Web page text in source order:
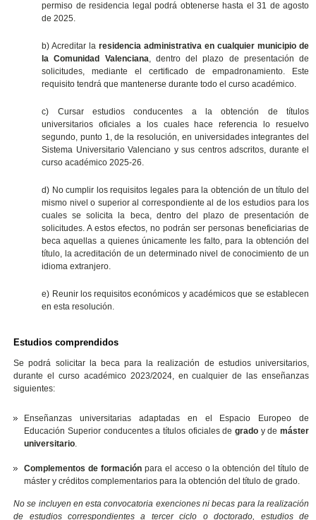
permiso de residencia legal podrá obtenerse hasta el 31 de agosto
de 2025.
b) Acreditar laresidencia administrativa en cualquier municipio de
la Comunidad Valenciana, dentro del plazo de presentación de
solicitudes, mediante el certificado de empadronamiento. Este
requisito tendrá que mantenerse durante todo el curso académico.
c) Cursar estudios conducentes a la obtención de títulos
universitarios oficiales a los cuales hace referencia lo resuelvo
segundo, punto 1, de la resolución, en universidades integrantes del
Sistema Universitario Valenciano y sus centros adscritos, durante el
curso académico 2025-26.
d) No cumplir los requisitos legales para la obtención de un título del
mismo nivel o superior al correspondiente al de los estudios para los
cuales se solicita la beca, dentro del plazo de presentación de
solicitudes. A estos efectos, no podrán ser personas beneficiarias de
beca aquellas a quienes únicamente les falto, para la obtención del
título, la acreditación de un determinado nivel de conocimiento de un
idioma extranjero.
e) Reunir los requisitos económicos y académicos que se establecen
en esta resolución.
Estudios comprendidos
Se podrá solicitar la beca para la realización de estudios universitarios,
durante el curso académico 2023/2024, en cualquier de las enseñanzas
siguientes:
Enseñanzas universitarias adaptadas en el Espacio Europeo de
Educación Superior conducentes a títulos oficiales de grado y demáster
universitario.
Complementos de formaciónpara el acceso o la obtención del título de
máster y créditos complementarios para la obtención del título de grado.
No se incluyen en esta convocatoria exenciones ni becas para la realización
de estudios correspondientes a tercer ciclo o doctorado, estudios de